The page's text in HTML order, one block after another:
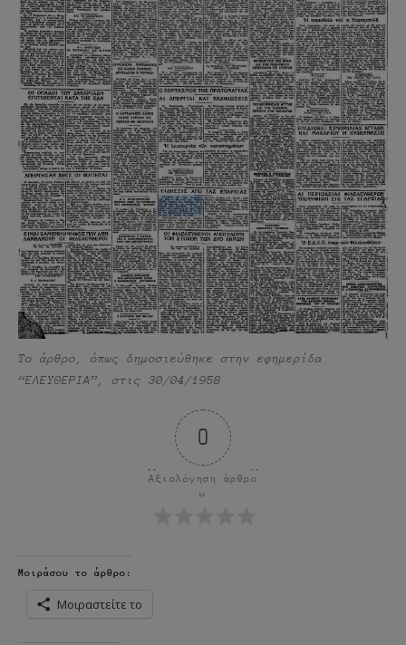
Το άρθρο, όπως δημοσιεύθηκε στην εφημερίδα
“ΕΛΕΥΘΕΡΙΑ”, στις 30/04/1958
0
Αξιολόγηση άρθρο
υ
Μοιράσου το άρθρο:
Μοιραστείτε το